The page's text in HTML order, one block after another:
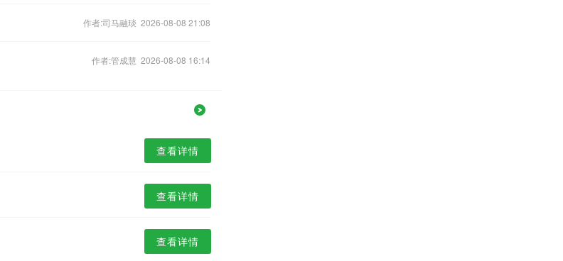
作者:司马融琰 2026-08-08 21:08
作者:管成慧 2026-08-08 16:14
查看详情
查看详情
查看详情